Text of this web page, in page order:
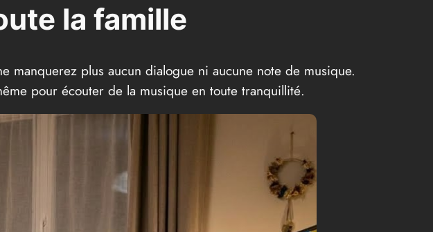
la famille
manquerez plus aucun dialogue ni aucune note de musique.
pour écouter de la musique en toute tranquillité.